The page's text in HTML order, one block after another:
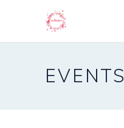
EVENTS